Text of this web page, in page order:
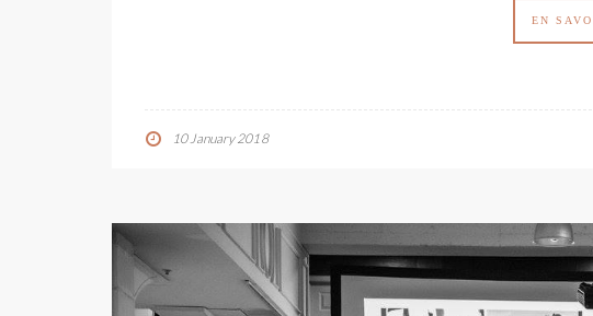
EN
10 January 2018